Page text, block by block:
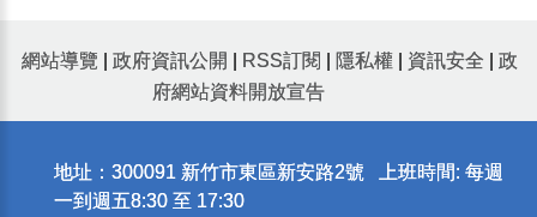
網站導覽 政府資訊公開 RSS訂閱 隱私權 資訊安全
政
府網站資料開放宣告
地址：300091 新竹市東區新安路2號 上班時間: 每週
一到週五8:30 至 17:30